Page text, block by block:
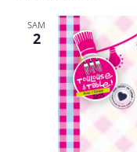
SAM
2